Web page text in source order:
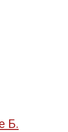
Б.